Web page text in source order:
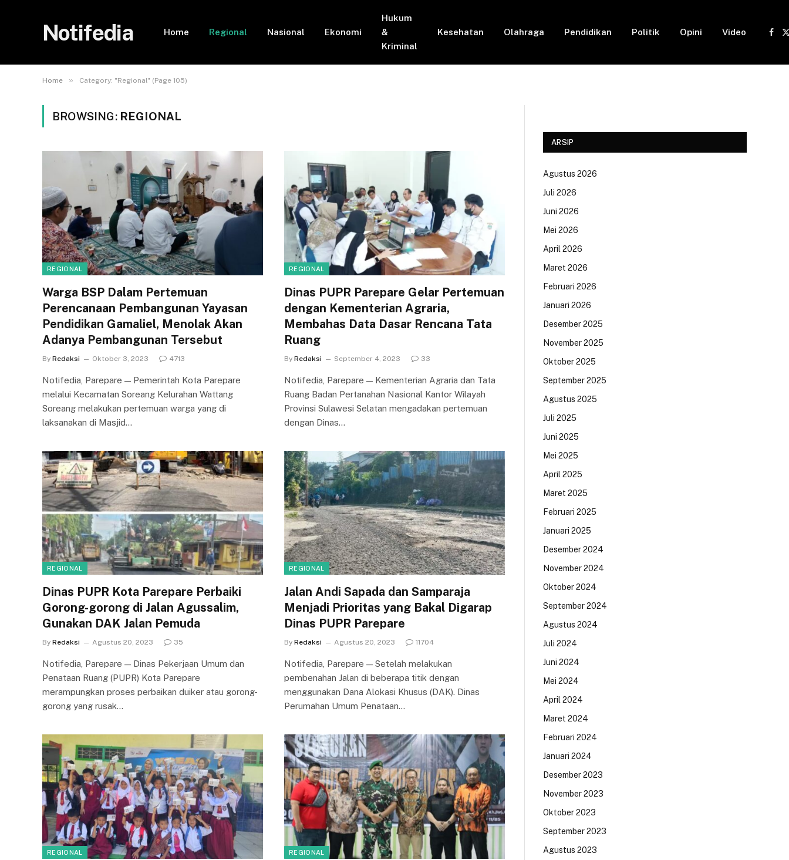
Notifedia Home Regional Nasional Ekonomi
Hukum
&
Kriminal
Kesehatan Olahraga Pendidikan Politik Opini Video
Home » Category: "Regional" (Page 105)
BROWSING: REGIONAL
REGIONAL
Warga BSP Dalam Pertemuan
Perencanaan Pembangunan Yayasan
Pendidikan Gamaliel, Menolak Akan
Adanya Pembangunan Tersebut
By Redaksi Oktober 3, 2023 4713
Notifedia, Parepare — Pemerintah Kota Parepare
melalui Kecamatan Soreang Kelurahan Wattang
Soreang melakukan pertemuan warga yang di
laksanakan di Masjid…
REGIONAL
Dinas PUPR Parepare Gelar Pertemuan
dengan Kementerian Agraria,
Membahas Data Dasar Rencana Tata
Ruang
By Redaksi September 4, 2023 33
Notifedia, Parepare — Kementerian Agraria dan Tata
Ruang Badan Pertanahan Nasional Kantor Wilayah
Provinsi Sulawesi Selatan mengadakan pertemuan
dengan Dinas…
REGIONAL
Dinas PUPR Kota Parepare Perbaiki
Gorong-gorong di Jalan Agussalim,
Gunakan DAK Jalan Pemuda
By Redaksi Agustus 20, 2023 35
Notifedia, Parepare — Dinas Pekerjaan Umum dan
Penataan Ruang (PUPR) Kota Parepare
merampungkan proses perbaikan duiker atau gorong-
gorong yang rusak…
REGIONAL
Jalan Andi Sapada dan Samparaja
Menjadi Prioritas yang Bakal Digarap
Dinas PUPR Parepare
By Redaksi Agustus 20, 2023 11704
Notifedia, Parepare — Setelah melakukan
pembenahan Jalan di beberapa titik dengan
menggunakan Dana Alokasi Khusus (DAK). Dinas
Perumahan Umum Penataan…
REGIONAL REGIONAL
ARSIP
Agustus 2026
Juli 2026
Juni 2026
Mei 2026
April 2026
Maret 2026
Februari 2026
Januari 2026
Desember 2025
November 2025
Oktober 2025
September 2025
Agustus 2025
Juli 2025
Juni 2025
Mei 2025
April 2025
Maret 2025
Februari 2025
Januari 2025
Desember 2024
November 2024
Oktober 2024
September 2024
Agustus 2024
Juli 2024
Juni 2024
Mei 2024
April 2024
Maret 2024
Februari 2024
Januari 2024
Desember 2023
November 2023
Oktober 2023
September 2023
Agustus 2023